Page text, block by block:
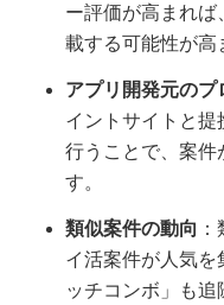
ー評価が高まれば
載する可能性が高
アプリ開発元のプ
イントサイトと提
行うことで、案件
す。
類似案件の動向
イ活案件が人気を
ッチコンボ」も追